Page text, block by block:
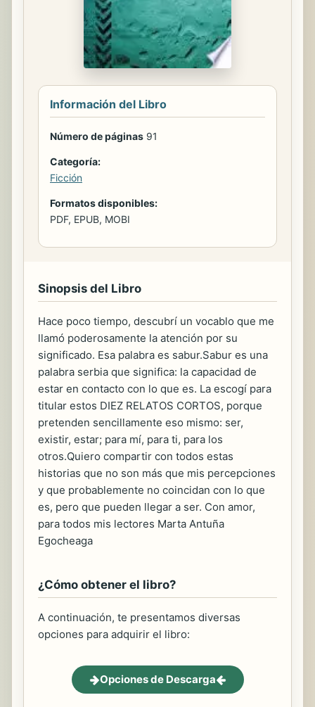
Información del Libro
Número de páginas 91
Categoría:
Ficción
Formatos disponibles:
PDF, EPUB, MOBI
Sinopsis del Libro
Hace poco tiempo, descubrí un vocablo que me
llamó poderosamente la atención por su
significado. Esa palabra es sabur.Sabur es una
palabra serbia que significa: la capacidad de
estar en contacto con lo que es. La escogí para
titular estos DIEZ RELATOS CORTOS, porque
pretenden sencillamente eso mismo: ser,
existir, estar; para mí, para ti, para los
otros.Quiero compartir con todos estas
historias que no son más que mis percepciones
y que probablemente no coincidan con lo que
es, pero que pueden llegar a ser. Con amor,
para todos mis lectores Marta Antuña
Egocheaga
¿Cómo obtener el libro?
A continuación, te presentamos diversas
opciones para adquirir el libro:
Opciones de Descarga